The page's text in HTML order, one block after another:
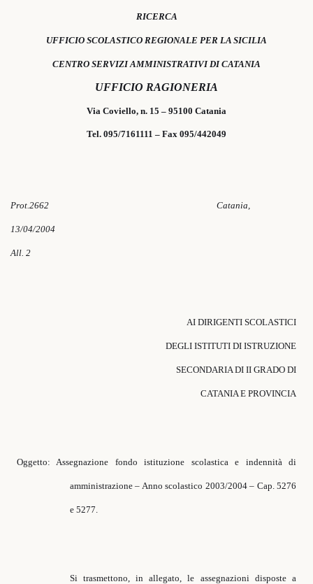
RICERCA
UFFICIO SCOLASTICO REGIONALE PER LA SICILIA
CENTRO SERVIZI AMMINISTRATIVI DI CATANIA
UFFICIO RAGIONERIA
Via Coviello, n. 15 – 95100 Catania
Tel. 095/7161111 – Fax 095/442049
Prot.2662 Catania,
13/04/2004
All. 2
AI DIRIGENTI SCOLASTICI
DEGLI ISTITUTI DI ISTRUZIONE
SECONDARIA DI II GRADO DI
CATANIA E PROVINCIA
Oggetto: Assegnazione fondo istituzione scolastica e indennità di
amministrazione – Anno scolastico 2003/2004 – Cap. 5276
e 5277.
Si trasmettono, in allegato, le assegnazioni disposte a